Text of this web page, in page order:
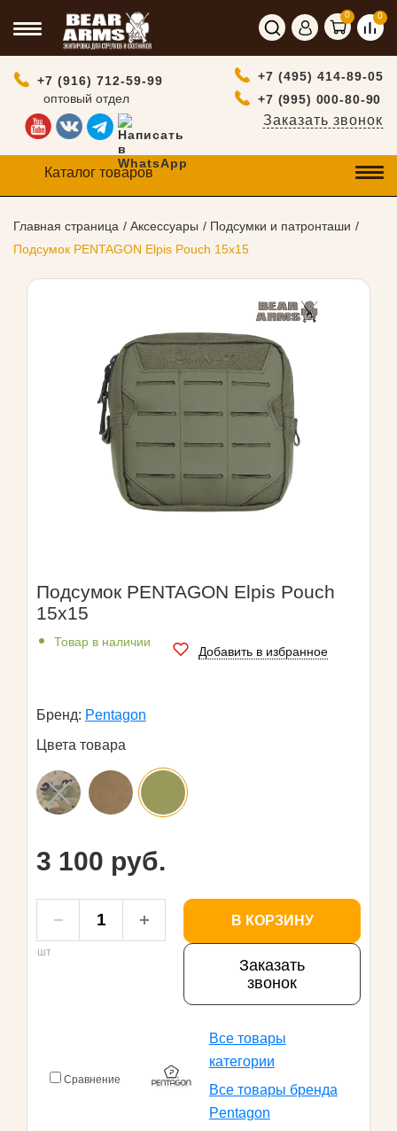
0 0
+7 (916) 712-59-99
оптовый отдел
+7 (495) 414-89-05
+7 (995) 000-80-90
Заказать звонок
Каталог товаров
Главная страница Аксессуары
Подсумки и патронташи
Подсумок PENTAGON Elpis Pouch 15x15
Подсумок PENTAGON Elpis Pouch
15x15
Товар в наличии
Добавить в избранное
Бренд: Pentagon
Цвета товара
3 100 руб.
шт
В КОРЗИНУ
Заказать
звонок
Сравнение
Все товары
категории
Все товары бренда
Pentagon